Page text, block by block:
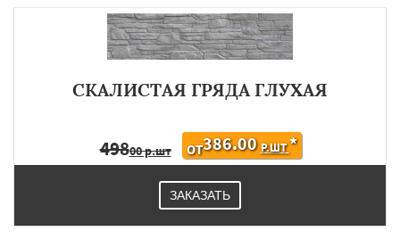
СКАЛИСТАЯ ГРЯДА ГЛУХАЯ
49800 р.шт ОТ386.00 Р.ШТ*
ЗАКАЗАТЬ